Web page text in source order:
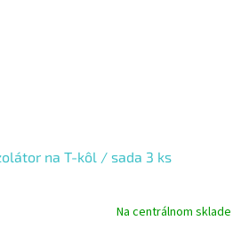
na T-kôl / sada 3 ks
Na centrálnom sklade